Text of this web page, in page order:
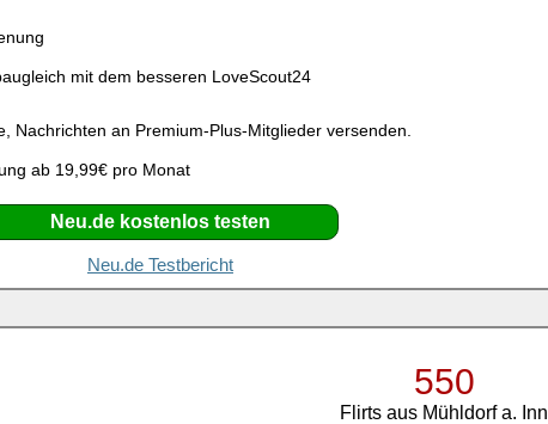
mit dem besseren LoveScout24
Nachrichten an Premium-Plus-Mitglieder versenden.
ab 19,99€ pro Monat
Neu.de kostenlos testen
Neu.de Testbericht
550
Flirts aus Mühldorf a. Inn